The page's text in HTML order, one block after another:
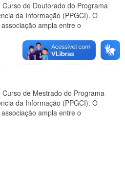
de Doutorado do Programa
da Informação (PPGCI). O
ampla entre o
de Mestrado do Programa
da Informação (PPGCI). O
ampla entre o